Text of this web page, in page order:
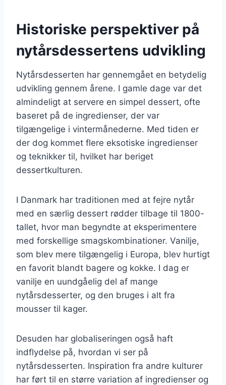
Historiske perspektiver på
nytårsdessertens udvikling
Nytårsdesserten har gennemgået en betydelig
udvikling gennem årene. I gamle dage var det
almindeligt at servere en simpel dessert, ofte
baseret på de ingredienser, der var
tilgængelige i vintermånederne. Med tiden er
der dog kommet flere eksotiske ingredienser
og teknikker til, hvilket har beriget
dessertkulturen.
I Danmark har traditionen med at fejre nytår
med en særlig dessert rødder tilbage til 1800-
tallet, hvor man begyndte at eksperimentere
med forskellige smagskombinationer. Vanilje,
som blev mere tilgængelig i Europa, blev hurtigt
en favorit blandt bagere og kokke. I dag er
vanilje en uundgåelig del af mange
nytårsdesserter, og den bruges i alt fra
mousser til kager.
Desuden har globaliseringen også haft
indflydelse på, hvordan vi ser på
nytårsdesserten. Inspiration fra andre kulturer
har ført til en større variation af ingredienser og